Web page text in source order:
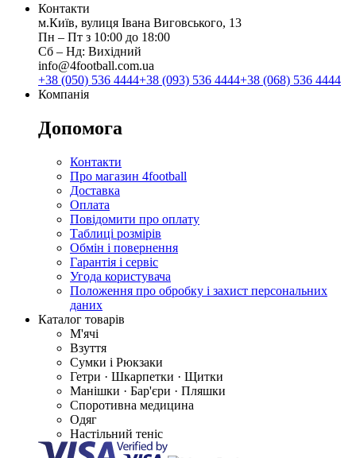
Контакти
м.Київ, вулиця Івана Виговського, 13
Пн ‒ Пт з 10:00 до 18:00
Сб ‒ Нд: Вихідний
info@4football.com.ua
+38 (050) 536 4444+38 (093) 536 4444+38 (068) 536 4444
Компанія
Допомога
Контакти
Про магазин 4football
Доставка
Оплата
Повідомити про оплату
Таблиці розмірів
Обмін і повернення
Гарантія і сервіс
Угода користувача
Положення про обробку і захист персональних
даних
Каталог товарів
М'ячі
Взуття
Сумки і Рюкзаки
Гетри · Шкарпетки · Щитки
Манішки · Бар'єри · Пляшки
Споротивна медицина
Одяг
Настільний теніс